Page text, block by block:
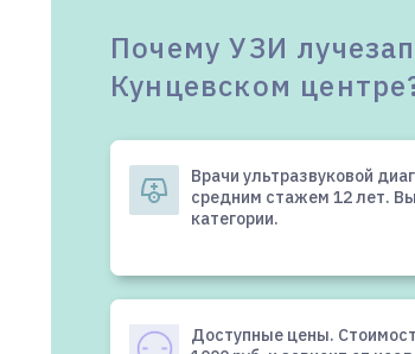
Почему УЗИ
Кунцевском
Врачи ультразвуковой
средним стажем 12 лет.
категории.
Доступные цены.